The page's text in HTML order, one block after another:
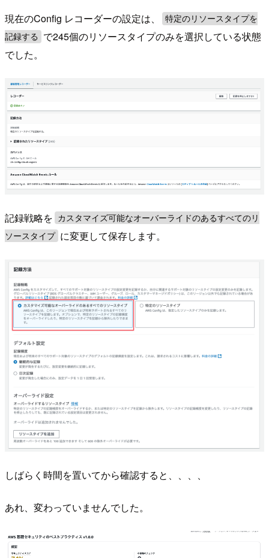
現在のConfig レコーダーの設定は、
特定のリソースタイプを
記録する
で245個のリソースタイプのみを選択している状態
でした。
記録戦略を
カスタマイズ可能なオーバーライドのあるすべてのリ
ソースタイプ に変更して保存します。
しばらく時間を置いてから確認すると、、、、
あれ、変わっていませんでした。